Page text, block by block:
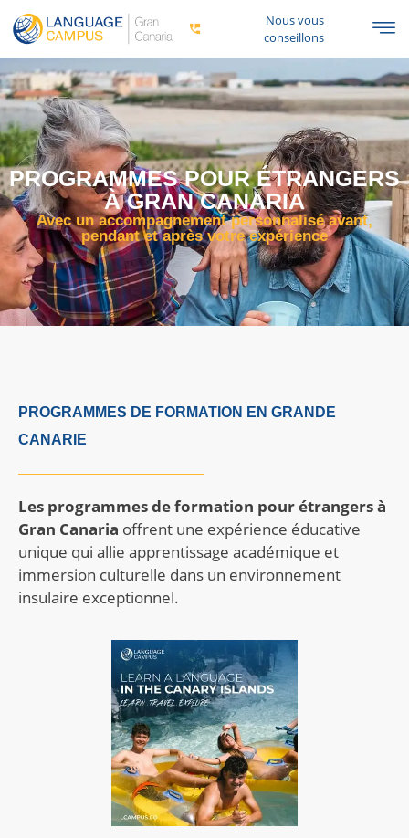
Nous vous
conseillons
PROGRAMMES POUR ÉTRANGERS
À GRAN CANARIA
Avec un accompagnement personnalisé avant,
pendant et après votre expérience
PROGRAMMES DE FORMATION EN GRANDE
CANARIE
Les programmes de formation pour étrangers à
Gran Canaria offrent une expérience éducative
unique qui allie apprentissage académique et
immersion culturelle dans un environnement
insulaire exceptionnel.